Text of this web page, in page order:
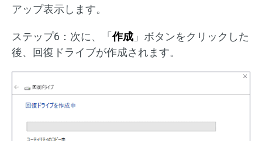
アップ表示します。
ステップ6：次に、「作成 」ボタンをクリックした
後、回復ドライブが作成されます。